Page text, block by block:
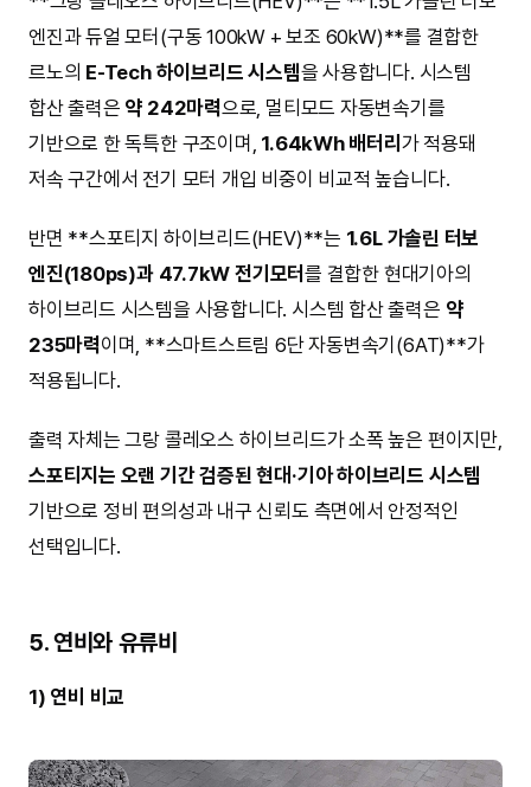
엔진과 듀얼 모터(구동 100kW + 보조 60kW)**를 결합한
르노의 E-Tech 하이브리드 시스템을 사용합니다. 시스템
합산 출력은 약 242마력으로, 멀티모드 자동변속기를
기반으로 한 독특한 구조이며, 1.64kWh 배터리 가 적용돼
저속 구간에서 전기 모터 개입 비중이 비교적 높습니다.
반면 **스포티지 하이브리드(HEV)**는 1.6L 가솔린 터보
엔진(180ps)과 47.7kW 전기모터를 결합한 현대기아의
하이브리드 시스템을 사용합니다. 시스템 합산 출력은 약
235마력이며, **스마트스트림 6단 자동변속기(6AT)**가
적용됩니다.
출력 자체는 그랑 콜레오스 하이브리드가 소폭 높은 편이지만,
스포티지는 오랜 기간 검증된 현대·기아 하이브리드 시스템
기반으로 정비 편의성과 내구 신뢰도 측면에서 안정적인
선택입니다.
5. 연비와 유류비
1) 연비 비교